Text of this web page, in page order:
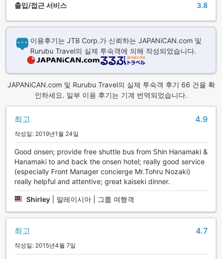
출입/접근 서비스 3.8
이용후기는 JTB Corp.가 신뢰하는 JAPANiCAN.com 및
Rurubu Travel의 실제 투숙객에 의해 작성되었습니다.
JAPANiCAN.com 및 Rurubu Travel의 실제 투숙객 후기 66 건을 확
인하세요. 일부 이용 후기는 기계 번역되었습니다.
최고 4.9
작성일: 2019년1월 24일
Good onsen; provide free shuttle bus from Shin Hanamaki &
Hanamaki to and back the onsen hotel; really good service
(especially Front Manager concierge Mr.Tohru Nozaki)
really helpful and attentive; great kaiseki dinner.
Shirley 말레이시아 | 그룹 여행객
최고 4.7
작성일: 2015년4월 7일